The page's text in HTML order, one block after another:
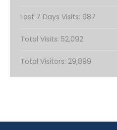
Last 7 Days Visits: 987
Total Visits: 52,092
Total Visitors: 29,899